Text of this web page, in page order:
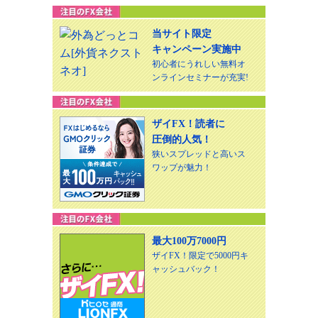
当サイト限定
キャンペーン実施中
初心者にうれしい無料オ
ンラインセミナーが充実!
ザイFX！読者に
圧倒的人気！
狭いスプレッドと高いス
ワップが魅力！
最大100万7000円
ザイFX！限定で5000円キ
ャッシュバック！